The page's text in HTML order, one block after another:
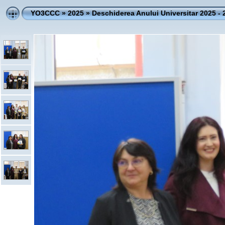
YO3CCC»2025»Deschiderea Anului Universitar 2025 -